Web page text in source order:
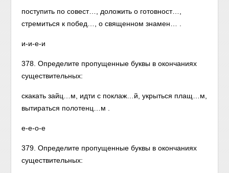
поступить по совест…, доложить о готовност…,
стремиться к побед…, о священном знамен… .
и-и-е-и
378. Определите пропущенные буквы в окончаниях
существительных:
скакать зайц…м, идти с поклаж…й, укрыться плащ…м,
вытираться полотенц…м .
е-е-о-е
379. Определите пропущенные буквы в окончаниях
существительных: